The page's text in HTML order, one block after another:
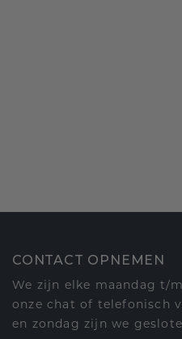
CONTACT OPNEMEN
We zijn elke maandag t/
onze chat of telefonisch
en zondag zijn we